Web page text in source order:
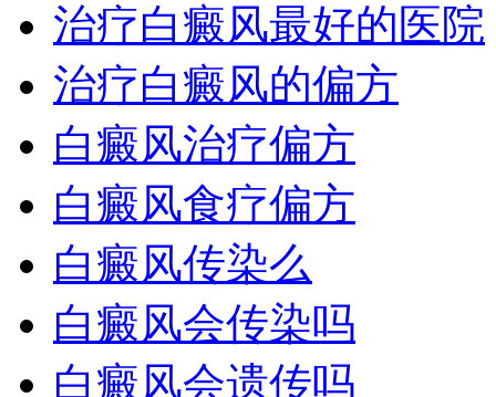
治疗白癜风最好的医院
治疗白癜风的偏方
白癜风治疗偏方
白癜风食疗偏方
白癜风传染么
白癜风会传染吗
白癜风会遗传吗